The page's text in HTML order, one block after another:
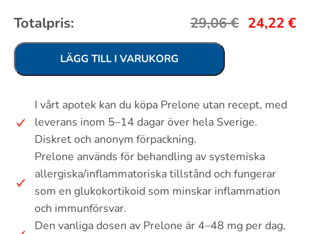
Totalpris: 29,06€ 24,22 €
LÄGG TILL I VARUKORG
I vårt apotek kan du köpa Prelone utan recept, med
leverans inom 5–14 dagar över hela Sverige.
Diskret och anonym förpackning.
Prelone används för behandling av systemiska
allergiska/inflammatoriska tillstånd och fungerar
som en glukokortikoid som minskar inflammation
och immunförsvar.
Den vanliga dosen av Prelone är 4–48 mg per dag,